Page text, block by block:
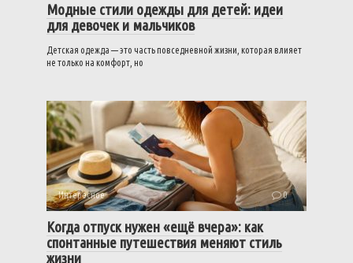
Модные стили одежды для детей: идеи
для девочек и мальчиков
Детская одежда — это часть повседневной жизни, которая влияет
не только на комфорт, но
Интересное 0
Когда отпуск нужен «ещё вчера»: как
спонтанные путешествия меняют стиль
жизни